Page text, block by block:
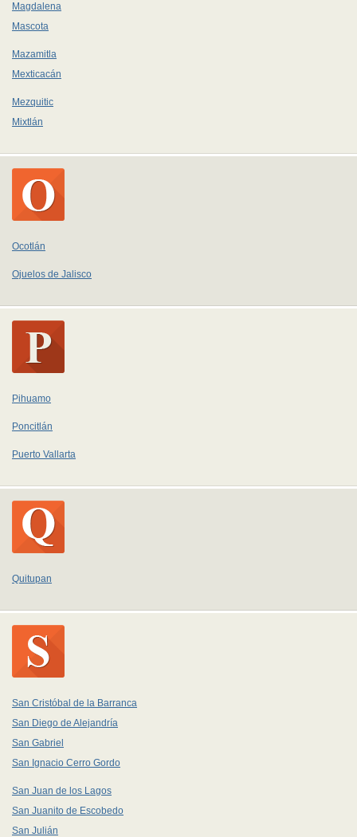
Magdalena
Mascota
Mazamitla
Mexticacán
Mezquitic
Mixtlán
Ocotlán
Ojuelos de Jalisco
Pihuamo
Poncitlán
Puerto Vallarta
Quitupan
San Cristóbal de la Barranca
San Diego de Alejandría
San Gabriel
San Ignacio Cerro Gordo
San Juan de los Lagos
San Juanito de Escobedo
San Julián